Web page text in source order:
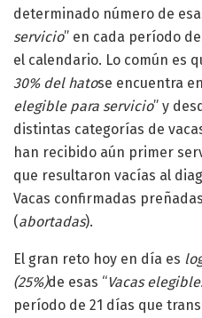
determinado número de
servicio” en cada período
el calendario. Lo común es
30% del hatose encuentra
elegible para servicio” y
distintas categorías de
han recibido aún primer
que resultaron vacías al
Vacas confirmadas
(abortadas).
El gran reto hoy en día es
(25%)de esas “Vacas
período de 21 días que